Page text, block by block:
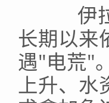
伊拉
长期以来
遇"电荒"
上升、水